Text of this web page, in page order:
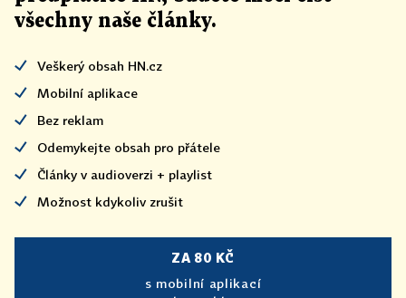
všechny naše články.
Veškerý obsah HN.cz
Mobilní aplikace
Bez reklam
Odemykejte obsah pro přátele
Články v audioverzi + playlist
Možnost kdykoliv zrušit
ZA 80 KČ
s mobilní aplikací